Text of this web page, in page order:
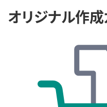
オリジナル作成